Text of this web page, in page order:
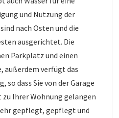
und Nutzung der
nach Osten und die
ausgerichtet. Die
Parkplatz und einen
außerdem verfügt das
so dass Sie von der Garage
Ihrer Wohnung gelangen
gepflegt, gepflegt und